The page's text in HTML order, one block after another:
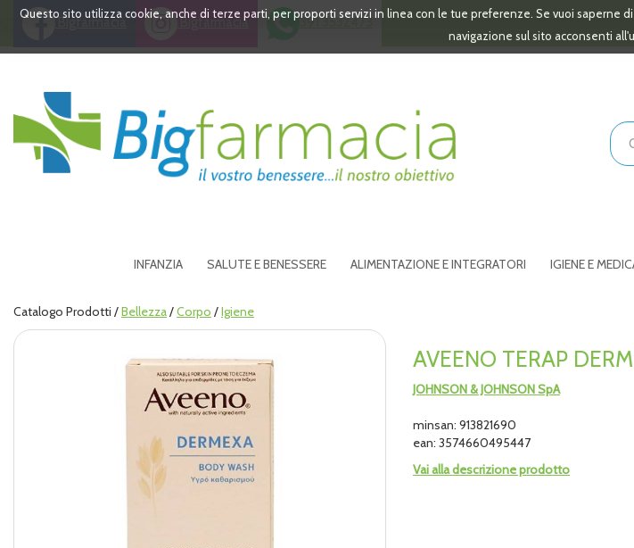
PassaQuesto sito utilizza cookie, anche di terze parti, per proporti servizi in linea con le tue preferenze. Se vuoi saperne
navigazione sul sito acconsenti
Bigfarmacia Bigfarmacia 391 3532473
Bigfarmacia
Cerca
INFANZIA SALUTE E BENESSERE ALIMENTAZIONE E INTEGRATORI IGIENE E
Catalogo Prodotti /Bellezza/Corpo /Igiene
AVEENO TERAP
JOHNSON & JOHNSON SpA
minsan: 913821690
ean: 3574660495447
Vai alla descrizione prodotto